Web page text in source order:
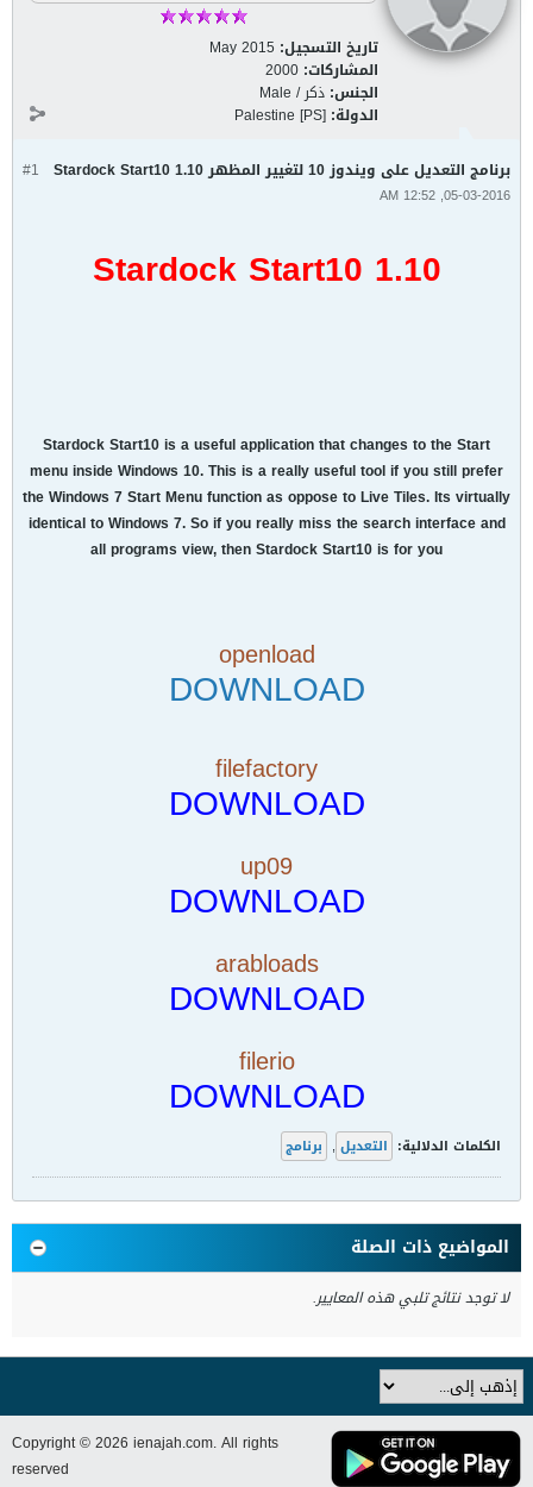
تاريخ التسجيل: May 2015
المشاركات: 2000
الجنس: ذكر / Male
الدولة: Palestine [PS]
#1 برنامج التعديل على ويندوز 10 لتغيير المظهر Stardock Start10 1.10
05-03-2016, 12:52 AM
Stardock Start10 1.10
Stardock Start10 is a useful application that changes to the Start
menu inside Windows 10. This is a really useful tool if you still prefer
the Windows 7 Start Menu function as oppose to Live Tiles. Its virtually
identical to Windows 7. So if you really miss the search interface and
all programs view, then Stardock Start10 is for you
openload
DOWNLOAD
filefactory
DOWNLOAD
up09
DOWNLOAD
arabloads
DOWNLOAD
filerio
DOWNLOAD
الكلمات الدلالية: التعديل , برنامج
المواضيع ذات الصلة
لا توجد نتائج تلبي هذه المعايير.
Copyright © 2026 ienajah.com. All rights
reserved